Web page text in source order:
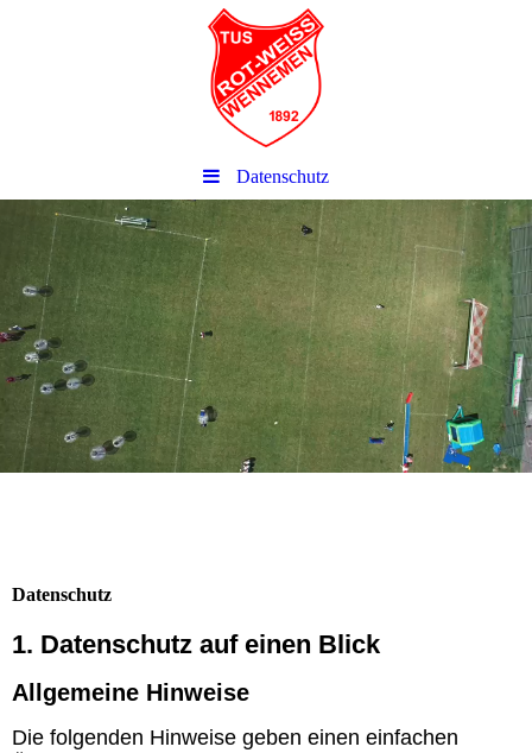
Datenschutz
Datenschutz
1. Datenschutz auf einen Blick
Allgemeine Hinweise
Die folgenden Hinweise geben einen einfachen